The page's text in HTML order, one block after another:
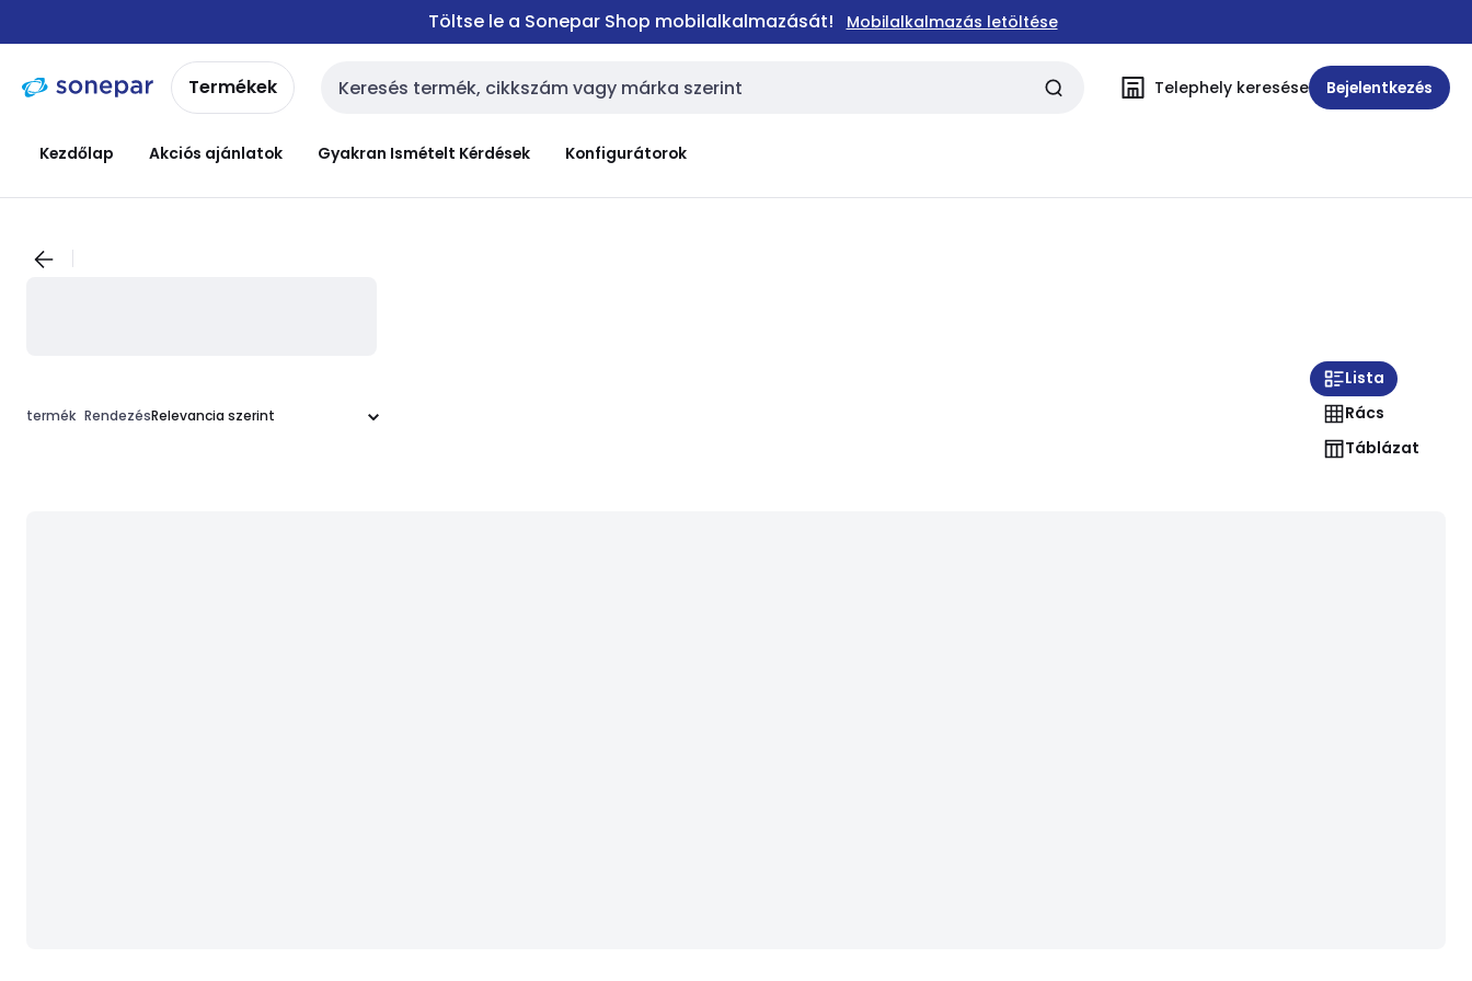
navigációhoztartalomra
Töltse le a Sonepar Shop mobilalkalmazását! Mobilalkalmazás letöltése
Termékek Keresési bemenet Telephely keresése Bejelentkezés
Kezdőlap Akciós ajánlatok Gyakran Ismételt Kérdések Konfigurátorok
termék Rendezés
Lista
Rács
Táblázat